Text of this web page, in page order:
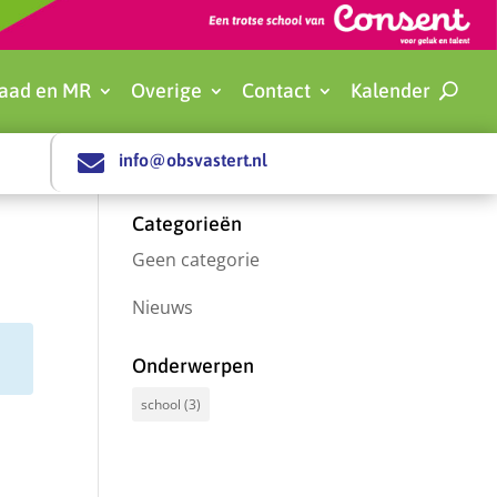
en MR Overige Contact Kalender
 info@obsvastert.nl
Categorieën
Geen categorie
Nieuws
Onderwerpen
school (3)